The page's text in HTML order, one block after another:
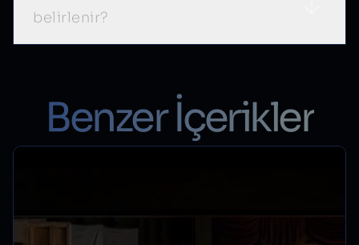
belirlenir?
Benzer İçerikler